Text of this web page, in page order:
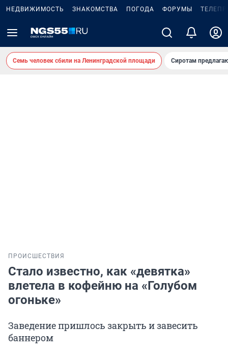
НЕДВИЖИМОСТЬ ЗНАКОМСТВА ПОГОДА ФОРУМЫ
Семь человек сбили на Ленинградской площади Сиротам
ПРОИСШЕСТВИЯ
Стало известно, как «девятка»
влетела в кофейню на «Голубом
огоньке»
Заведение пришлось закрыть и завесить
баннером